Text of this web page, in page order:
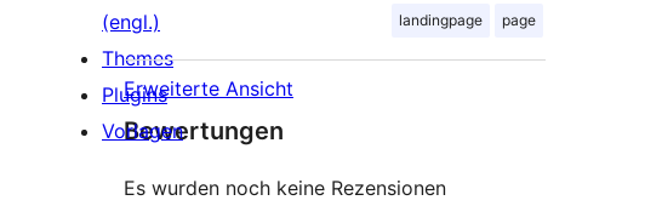
landingpage page
Erweiterte Ansicht
Bewertungen
Es wurden noch keine Rezensionen
(engl.)
Themes
Plugins
Vorlagen